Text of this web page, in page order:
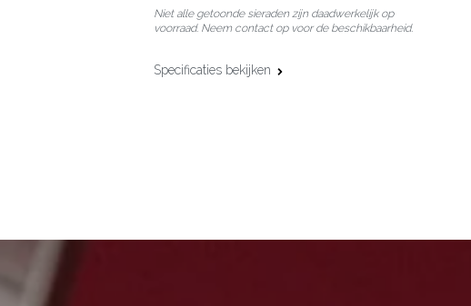
Niet alle getoonde sieraden zijn daadwerkelijk op
voorraad. Neem contact op voor de beschikbaarheid.
Specificaties bekijken